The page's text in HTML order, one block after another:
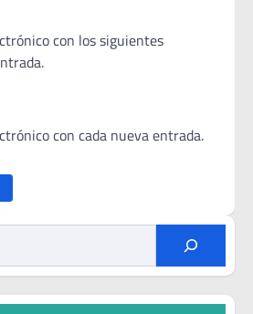
con los siguientes
con cada nueva entrada.